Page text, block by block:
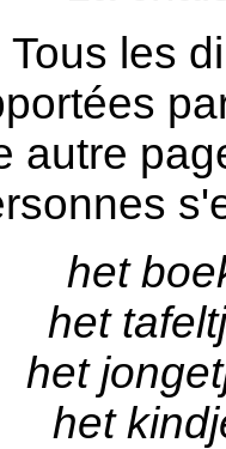
Tous les
autre
het
het
het
het